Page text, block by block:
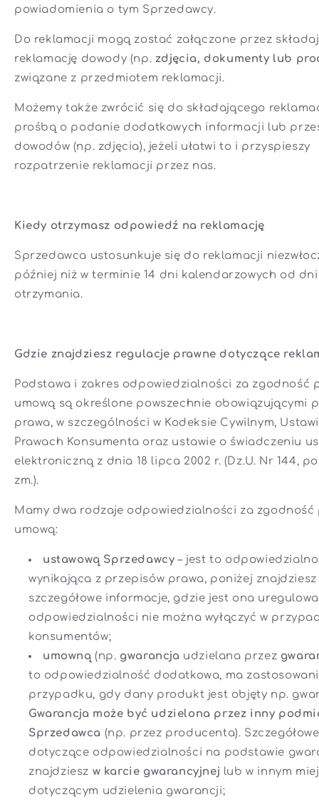
powiadomienia o tym Sprzedawcy.
Do reklamacji mogą zostać załączone przez
reklamację dowody (np. zdjęcia, dokumenty lub
związane z przedmiotem reklamacji.
Możemy także zwrócić się do składającego
prośbą o podanie dodatkowych informacji lub
dowodów (np. zdjęcia), jeżeli ułatwi to i przyspieszy
rozpatrzenie reklamacji przez nas.
Kiedy otrzymasz odpowiedź na reklamację
Sprzedawca ustosunkuje się do reklamacji
później niż w terminie 14 dni kalendarzowych od
otrzymania.
Gdzie znajdziesz regulacje prawne dotyczące
Podstawa i zakres odpowiedzialności za zgodność
umową są określone powszechnie obowiązującymi
prawa, w szczególności w Kodeksie Cywilnym,
Prawach Konsumenta oraz ustawie o świadczeniu
elektroniczną z dnia 18 lipca 2002 r. (Dz.U. Nr 144,
zm.).
Mamy dwa rodzaje odpowiedzialności za
umową:
ustawową Sprzedawcy– jest to
wynikająca z przepisów prawa, poniżej znajdziesz
szczegółowe informacje, gdzie jest ona
odpowiedzialności nie można wyłączyć w
konsumentów;
umowną (np. gwarancja udzielana przez
to odpowiedzialność dodatkowa, ma
przypadku, gdy dany produkt jest objęty np.
Gwarancja może być udzielona przez inny
Sprzedawca (np. przez producenta).
dotyczące odpowiedzialności na podstawie
znajdziesz w karcie gwarancyjnej lub w innym
dotyczącym udzielenia gwarancji;